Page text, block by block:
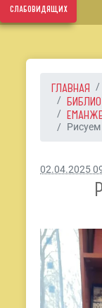
слабовидящих
ГЛАВНАЯ
02.04.2025